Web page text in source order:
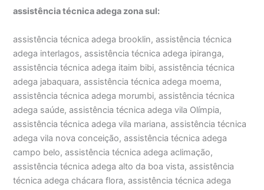
assistência técnica adega zona sul:
assistência técnica adega brooklin, assistência técnica
adega interlagos, assistência técnica adega ipiranga,
assistência técnica adega itaim bibi, assistência técnica
adega jabaquara, assistência técnica adega moema,
assistência técnica adega morumbi, assistência técnica
adega saúde, assistência técnica adega vila Olímpia,
assistência técnica adega vila mariana, assistência técnica
adega vila nova conceição, assistência técnica adega
campo belo, assistência técnica adega aclimação,
assistência técnica adega alto da boa vista, assistência
técnica adega chácara flora, assistência técnica adega